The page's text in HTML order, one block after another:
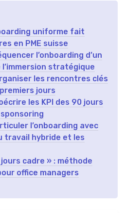
uniforme fait
en PME suisse
l’onboarding d’un
stratégique
les rencontres clés
jours
les KPI des 90 jours
l’onboarding avec
travail hybride et les
jours cadre » : méthode
office managers